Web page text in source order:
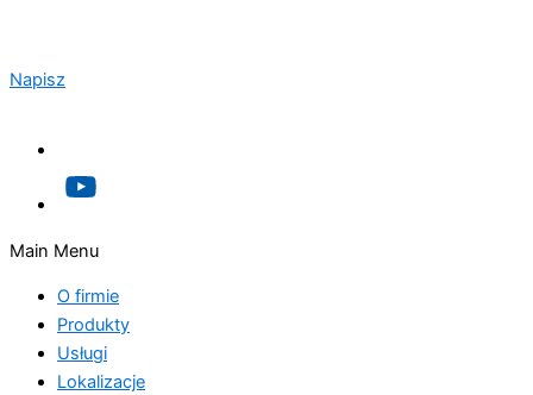
Napisz
Main Menu
O firmie
Produkty
Usługi
Lokalizacje